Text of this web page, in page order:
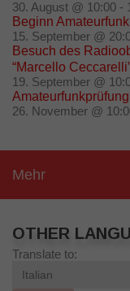
30. August @ 10:00 -
Beginn
15. September @
Besuch des
“Marcello
19. September @
26. November @
Mehr
OTHER
Translate to: